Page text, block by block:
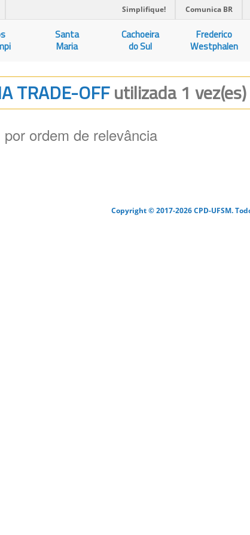
Simplifique! Comunica BR
Santa
Maria
Cachoeira
do Sul
Frederico
Westphalen
TRADE-OFFutilizada 1 vez(es)
ordem de relevância
Copyright © 2017-2026 CPD-UFSM.